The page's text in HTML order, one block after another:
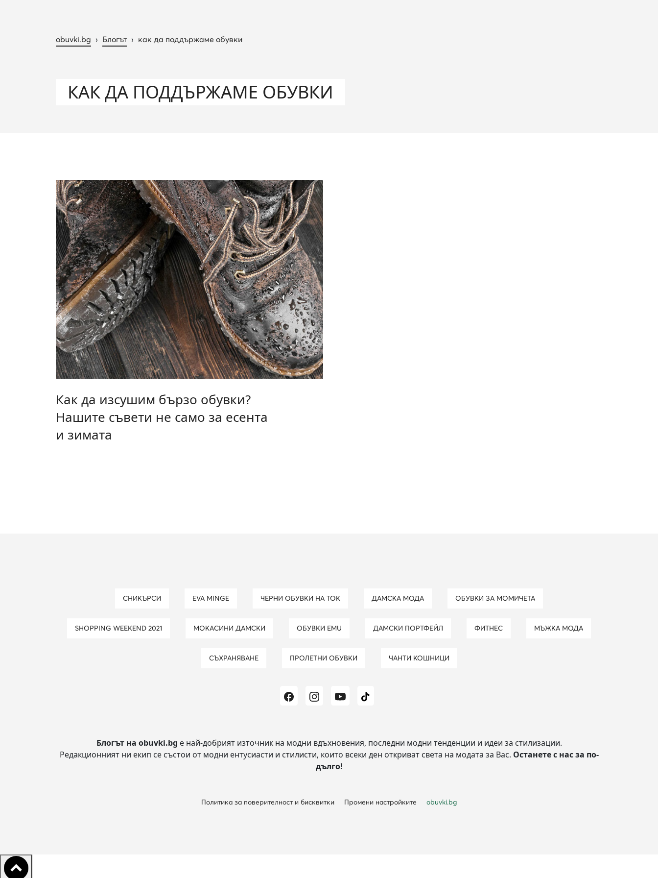
obuvki.bg › Блогът › как да поддържаме обувки
КАК ДА ПОДДЪРЖАМЕ ОБУВКИ
Как да изсушим бързо обувки?
Нашите съвети не само за есента
и зимата
СНИКЪРСИ EVA MINGE ЧЕРНИ ОБУВКИ НА ТОК ДАМСКА МОДА ОБУВКИ ЗА МОМИЧЕТА
SHOPPING WEEKEND 2021 МОКАСИНИ ДАМСКИ ОБУВКИ EMU ДАМСКИ ПОРТФЕЙЛ ФИТНЕС МЪЖКА МОДА
СЪХРАНЯВАНЕ ПРОЛЕТНИ ОБУВКИ ЧАНТИ КОШНИЦИ
Блогът на obuvki.bg е най-добрият източник на модни вдъхновения, последни модни тенденции и идеи за стилизации.
Редакционният ни екип се състои от модни ентусиасти и стилисти, които всеки ден откриват света на модата за Вас. Останете с нас за по-
дълго!
Политика за поверителност и бисквитки Промени настройките obuvki.bg